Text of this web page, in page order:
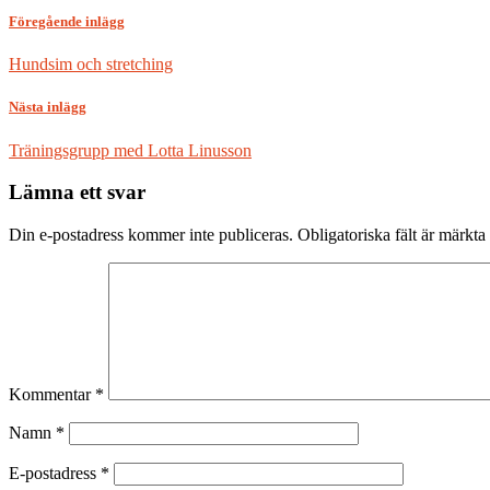
Föregående inlägg
Hundsim och stretching
Nästa inlägg
Träningsgrupp med Lotta Linusson
Lämna ett svar
Din e-postadress kommer inte publiceras. Obligatoriska fält är märkta
Kommentar *
Namn *
E-postadress *